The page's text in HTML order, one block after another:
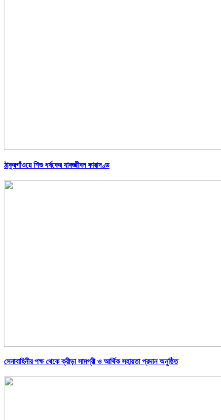
ঠাকুরগাঁওয়ে শিশু ধর্ষকের যাবজ্জীবন কারাদণ্ড
সেনাবাহিনীর পক্ষ থেকে ক্রীড়া সামগ্রী ও আর্থিক সহায়তা প্রদান অনুষ্ঠিত